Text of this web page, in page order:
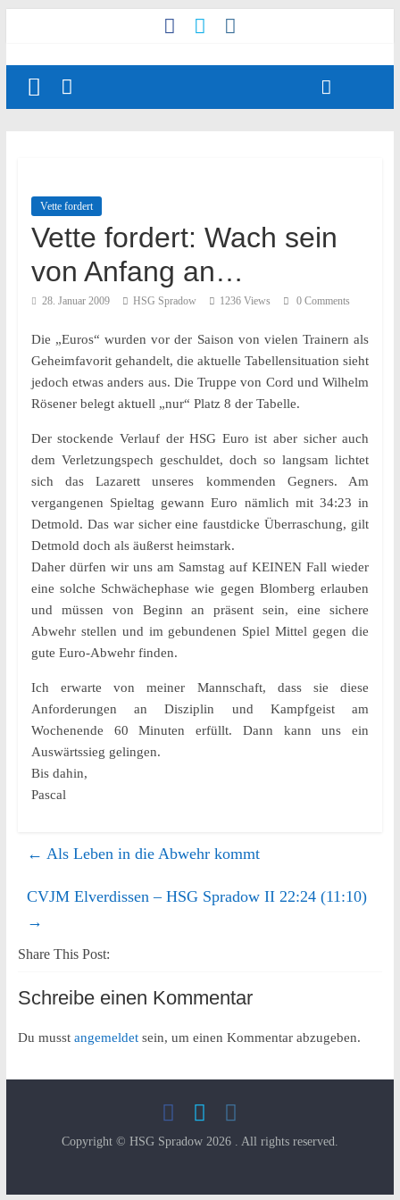
Vette fordert
Vette fordert: Wach sein
von Anfang an…
28. Januar 2009 HSG Spradow 1236 Views 0 Comments
Die „Euros“ wurden vor der Saison von vielen Trainern als
Geheimfavorit gehandelt, die aktuelle Tabellensituation sieht
jedoch etwas anders aus. Die Truppe von Cord und Wilhelm
Rösener belegt aktuell „nur“ Platz 8 der Tabelle.
Der stockende Verlauf der HSG Euro ist aber sicher auch
dem Verletzungspech geschuldet, doch so langsam lichtet
sich das Lazarett unseres kommenden Gegners. Am
vergangenen Spieltag gewann Euro nämlich mit 34:23 in
Detmold. Das war sicher eine faustdicke Überraschung, gilt
Detmold doch als äußerst heimstark.
Daher dürfen wir uns am Samstag auf KEINEN Fall wieder
eine solche Schwächephase wie gegen Blomberg erlauben
und müssen von Beginn an präsent sein, eine sichere
Abwehr stellen und im gebundenen Spiel Mittel gegen die
gute Euro-Abwehr finden.
Ich erwarte von meiner Mannschaft, dass sie diese
Anforderungen an Disziplin und Kampfgeist am
Wochenende 60 Minuten erfüllt. Dann kann uns ein
Auswärtssieg gelingen.
Bis dahin,
Pascal
← Als Leben in die Abwehr kommt
CVJM Elverdissen – HSG Spradow II 22:24 (11:10)
→
Share This Post:
Schreibe einen Kommentar
Du musst angemeldetsein, um einen Kommentar abzugeben.
Copyright © HSG Spradow 2026 . All rights reserved.